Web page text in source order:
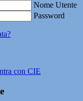
Nome Utente
Password
con CIE